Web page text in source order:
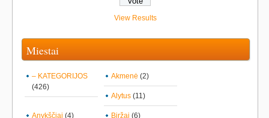
View Results
Miestai
– KATEGORIJOS
(426)
Akmenė (2)
Alytus (11)
Anykščiai (4) Biržai (6)